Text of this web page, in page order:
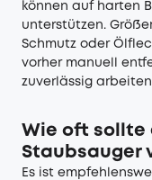
können auf harten
unterstützen.
Schmutz oder
vorher manuell
zuverlässig
Wie oft sollte
Staubsauger
Es ist